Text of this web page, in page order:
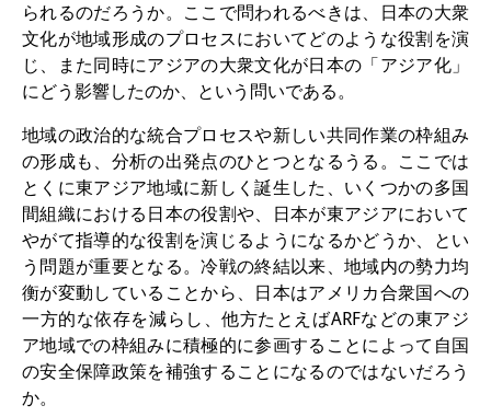
板東コレクション
三か国語対照人口学用語集
Join us!
専任研究員（ドイツ語）
奨学金
客員研究員プログラム（英語）
研修生（ドイツ語）
リンク
られるのだろうか。ここで問われるべきは、日本の大衆
文化が地域形成のプロセスにおいてどのような役割を演
じ、また同時にアジアの大衆文化が日本の「アジア化」
にどう影響したのか、という問いである。
地域の政治的な統合プロセスや新しい共同作業の枠組み
の形成も、分析の出発点のひとつとなるうる。ここでは
とくに東アジア地域に新しく誕生した、いくつかの多国
間組織における日本の役割や、日本が東アジアにおいて
やがて指導的な役割を演じるようになるかどうか、とい
う問題が重要となる。冷戦の終結以来、地域内の勢力均
衡が変動していることから、日本はアメリカ合衆国への
一方的な依存を減らし、他方たとえばARFなどの東アジ
ア地域での枠組みに積極的に参画することによって自国
の安全保障政策を補強することになるのではないだろう
か。